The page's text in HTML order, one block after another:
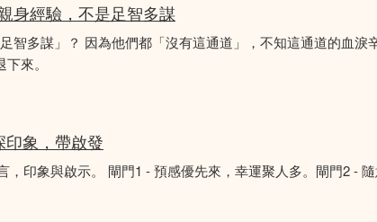
身經驗，不是足智多謀
智多謀」？ 因為他們都「沒有這通道」，不知這通道的血
來。
印象，帶啟發
，印象與啟示。 閘門1 - 預感優先來，幸運聚人多。閘門2 -